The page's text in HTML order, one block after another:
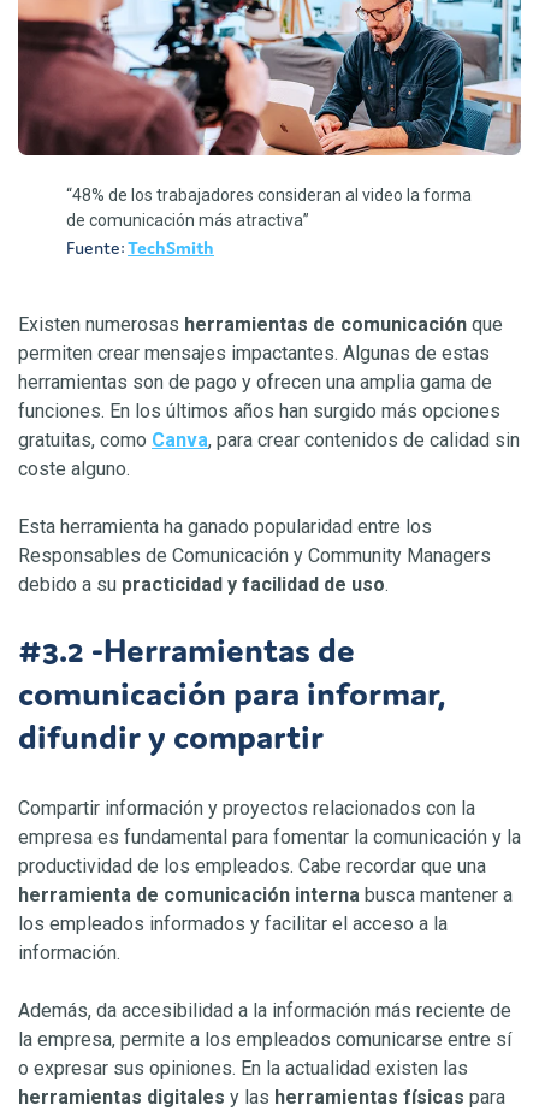
“48% de los trabajadores consideran al video la forma
de comunicación más atractiva”
Fuente:TechSmith
Existen numerosas herramientas de comunicación que
permiten crear mensajes impactantes. Algunas de estas
herramientas son de pago y ofrecen una amplia gama de
funciones. En los últimos años han surgido más opciones
gratuitas, como Canva, para crear contenidos de calidad sin
coste alguno.
Esta herramienta ha ganado popularidad entre los
Responsables de Comunicación y Community Managers
debido a su practicidad y facilidad de uso.
#3.2 -Herramientas de
comunicación para informar,
difundir y compartir
Compartir información y proyectos relacionados con la
empresa es fundamental para fomentar la comunicación y la
productividad de los empleados. Cabe recordar que una
herramienta de comunicación interna busca mantener a
los empleados informados y facilitar el acceso a la
información.
Además, da accesibilidad a la información más reciente de
la empresa, permite a los empleados comunicarse entre sí
o expresar sus opiniones. En la actualidad existen las
herramientas digitales y las herramientas físicas para